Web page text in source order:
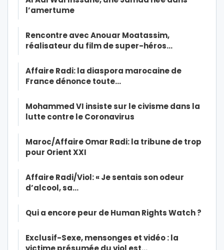
l’amertume
Rencontre avec Anouar Moatassim,
réalisateur du film de super-héros…
Affaire Radi: la diaspora marocaine de
France dénonce toute…
Mohammed VI insiste sur le civisme dans la
lutte contre le Coronavirus
Maroc/Affaire Omar Radi: la tribune de trop
pour Orient XXI
Affaire Radi/Viol: « Je sentais son odeur
d’alcool, sa…
Qui a encore peur de Human Rights Watch ?
Exclusif-Sexe, mensonges et vidéo : la